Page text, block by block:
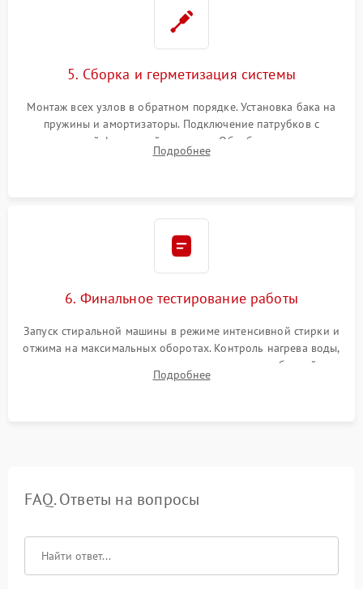
5. Сборка и герметизация системы
Монтаж всех узлов в обратном порядке. Установка бака на
пружины и амортизаторы. Подключение патрубков с
надежной фиксацией хомутами. Обработка стыков
герметиком для предотвращения возможных протечек воды.
Подробнее
6. Финальное тестирование работы
Запуск стиральной машины в режиме интенсивной стирки и
отжима на максимальных оборотах. Контроль нагрева воды,
корректности слива, отсутствия излишних вибраций,
посторонних стуков и протечек под корпусом.
Подробнее
FAQ. Ответы на вопросы